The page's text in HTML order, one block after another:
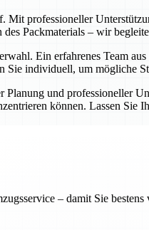
professioneller
Packmaterials – wir
Ein erfahrenes Team
Sie individuell, um mögliche
und professioneller
können. Lassen
– damit Sie bestens